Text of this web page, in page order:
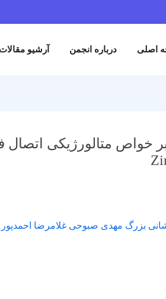
اصلی درباره انجمن آرشیو مقالات
خواص متالورژیکی اتصال
بزرگ مهدی صبوحی غلامرضا احمدپور